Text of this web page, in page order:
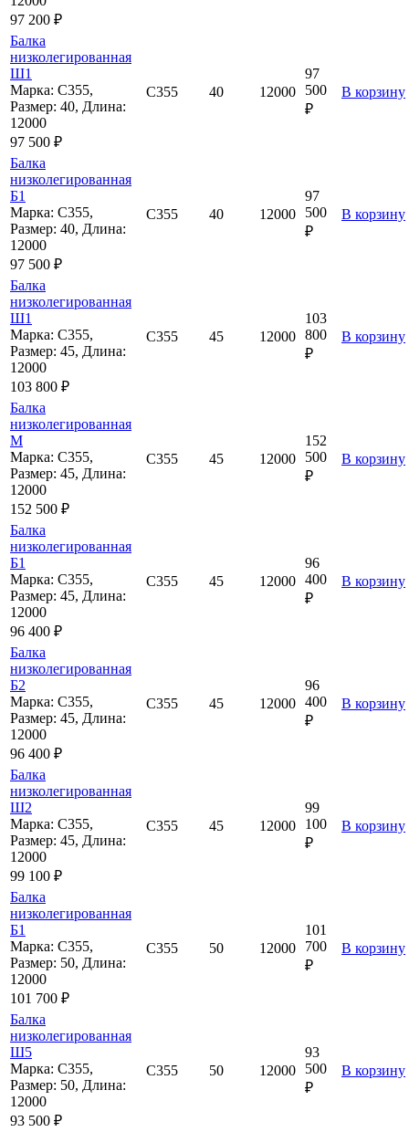
97 200 ₽
Балка
низколегированная
Ш1
Марка: С355,
Размер: 40, Длина:
12000
97 500 ₽
С355 40 12000
97
500
₽
В корзину
Балка
низколегированная
Б1
Марка: С355,
Размер: 40, Длина:
12000
97 500 ₽
С355 40 12000
97
500
₽
В корзину
Балка
низколегированная
Ш1
Марка: С355,
Размер: 45, Длина:
12000
103 800 ₽
С355 45 12000
103
800
₽
В корзину
Балка
низколегированная
М
Марка: С355,
Размер: 45, Длина:
12000
152 500 ₽
С355 45 12000
152
500
₽
В корзину
Балка
низколегированная
Б1
Марка: С355,
Размер: 45, Длина:
12000
96 400 ₽
С355 45 12000
96
400
₽
В корзину
Балка
низколегированная
Б2
Марка: С355,
Размер: 45, Длина:
12000
96 400 ₽
С355 45 12000
96
400
₽
В корзину
Балка
низколегированная
Ш2
Марка: С355,
Размер: 45, Длина:
12000
99 100 ₽
С355 45 12000
99
100
₽
В корзину
Балка
низколегированная
Б1
Марка: С355,
Размер: 50, Длина:
12000
101 700 ₽
С355 50 12000
101
700
₽
В корзину
Балка
низколегированная
Ш5
Марка: С355,
Размер: 50, Длина:
12000
93 500 ₽
С355 50 12000
93
500
₽
В корзину